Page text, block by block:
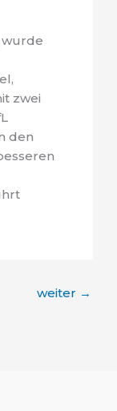
wurde
zwei
den
weiter →